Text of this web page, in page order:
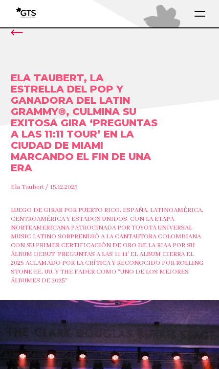
ELA TAUBERT, LA
ESTRELLA DEL POP Y
GANADORA DEL LATIN
GRAMMY®️, CULMINA SU
EXITOSA GIRA ‘PREGUNTAS
A LAS 11:11 TOUR’ EN LA
CIUDAD DE MIAMI
MARCANDO EL FIN DE UNA
ERA
Ela Taubert / 15.12.2025
LUEGO DE GIRAR POR PUERTO RICO, ESPAÑA, LATINOAMÉRICA,
CENTROAMÉRICA Y ESTADOS UNIDOS, CON LA ETAPA
NORTEAMERICANA PATROCINADA POR TOYOTA UNIVERSAL
MUSIC LATINO SORPRENDIÓ A LA CANTAUTORA COLOMBIANA
CON SU PRIMER CERTIFICACIÓN DE ORO DE LA RIAA POR SU
ÁLBUM DEBUT ‘PREGUNTAS A LAS 11:11’ EL ALBUM CIERRA EL
2025 ACLAMADO POR LA CRÍTICA Y RECONOCIDO POR ROLLING
STONE EE. UU. Y THE FADER COMO “UNO DE LOS MEJORES
ÁLBUMES DE 2025”